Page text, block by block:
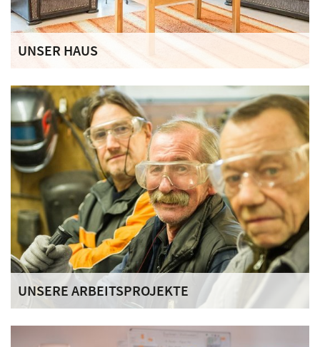
UNSER HAUS
Im Mittelpunkt unserer Arbeit stehen die Bewohnerinnen
und Bewohner, die sich uns anvertrauen.
UNSERE ARBEITSPROJEKTE
sind abwechslungsreich und vielfältig.